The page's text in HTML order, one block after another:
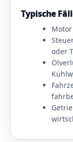
Typische
oder